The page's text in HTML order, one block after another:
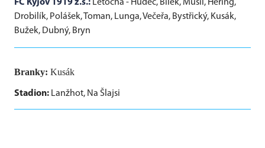
FC Kyjov 1919 z.s.: Letocha - Hudec, Bílek, Musil, Hering,
Drobilík, Polášek, Toman, Lunga, Večeřa, Bystřický, Kusák,
Bužek, Dubný, Bryn
Branky: Kusák
Stadion: Lanžhot, Na Šlajsi